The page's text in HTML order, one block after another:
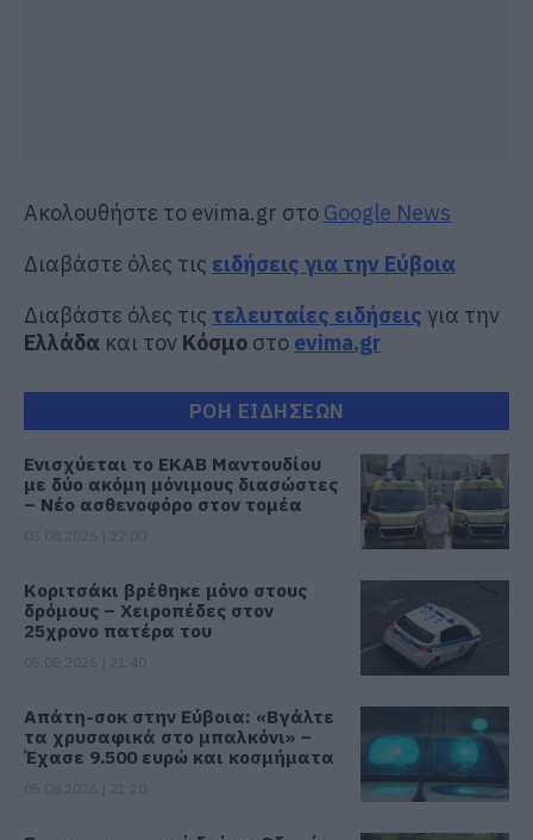
Ακολουθήστε το evima.gr στο Google News
Διαβάστε όλες τις ειδήσεις για την Εύβοια
Διαβάστε όλες τις τελευταίες ειδήσεις για την
Ελλάδα και τον Κόσμο στο evima.gr
ΡΟΗ ΕΙΔΗΣΕΩΝ
Ενισχύεται το ΕΚΑΒ Μαντουδίου
με δύο ακόμη μόνιμους διασώστες
– Νέο ασθενοφόρο στον τομέα
Κοριτσάκι βρέθηκε μόνο στους
δρόμους – Χειροπέδες στον
25χρονο πατέρα του
Απάτη-σοκ στην Εύβοια: «Βγάλτε
τα χρυσαφικά στο μπαλκόνι» –
Έχασε 9.500 ευρώ και κοσμήματα